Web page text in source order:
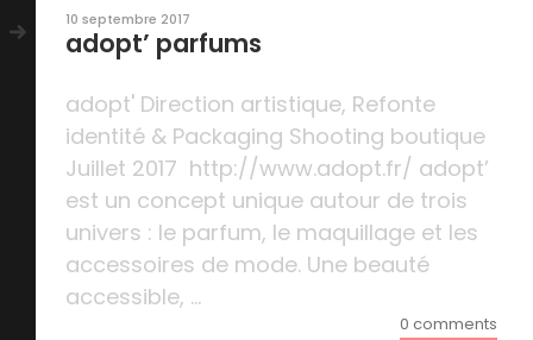
10 septembre 2017
adopt’ parfums
adopt' Direction artistique, Refonte
identité & Packaging Shooting boutique
Juillet 2017 http://www.adopt.fr/ adopt’
est un concept unique autour de trois
univers : le parfum, le maquillage et les
accessoires de mode. Une beauté
accessible, ...
0 comments